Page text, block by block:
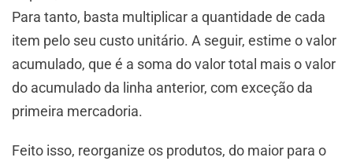
Para tanto, basta multiplicar a quantidade de cada
item pelo seu custo unitário. A seguir, estime o valor
acumulado, que é a soma do valor total mais o valor
do acumulado da linha anterior, com exceção da
primeira mercadoria.
Feito isso, reorganize os produtos, do maior para o